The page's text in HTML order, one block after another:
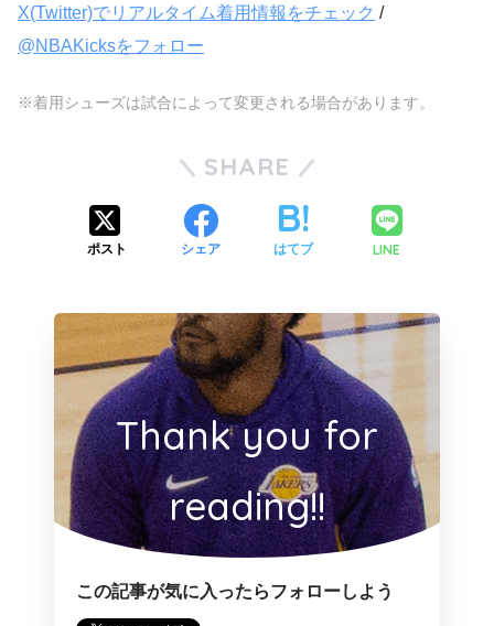
X(Twitter)でリアルタイム着用情報をチェック /
@NBAKicksをフォロー
※着用シューズは試合によって変更される場合があります。
SHARE
ポスト シェア はてブ LINE
Thank you for
reading!!
この記事が気に入ったらフォローしよう